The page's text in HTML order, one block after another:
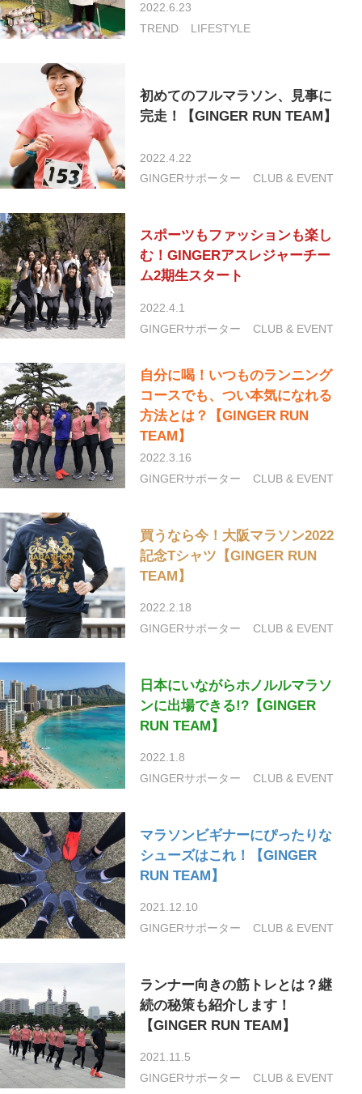
2022.6.23
TREND
LIFESTYLE
初めてのフルマラソン、見事に
完走！【GINGER RUN TEAM】
2022.4.22
GINGERサポーター
CLUB & EVENT
スポーツもファッションも楽し
む！GINGERアスレジャーチー
ム2期生スタート
2022.4.1
GINGERサポーター
CLUB & EVENT
自分に喝！いつものランニング
コースでも、つい本気になれる
方法とは？【GINGER RUN
TEAM】
2022.3.16
GINGERサポーター
CLUB & EVENT
買うなら今！大阪マラソン2022
記念Tシャツ【GINGER RUN
TEAM】
2022.2.18
GINGERサポーター
CLUB & EVENT
日本にいながらホノルルマラソ
ンに出場できる!?【GINGER
RUN TEAM】
2022.1.8
GINGERサポーター
CLUB & EVENT
マラソンビギナーにぴったりな
シューズはこれ！【GINGER
RUN TEAM】
2021.12.10
GINGERサポーター
CLUB & EVENT
ランナー向きの筋トレとは？継
続の秘策も紹介します！
【GINGER RUN TEAM】
2021.11.5
GINGERサポーター
CLUB & EVENT